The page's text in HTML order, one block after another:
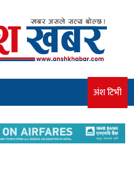
अंश टिभी